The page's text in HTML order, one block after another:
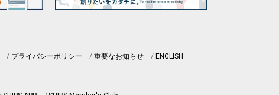
プライバシーポリシー 重要なお知らせ ENGLISH